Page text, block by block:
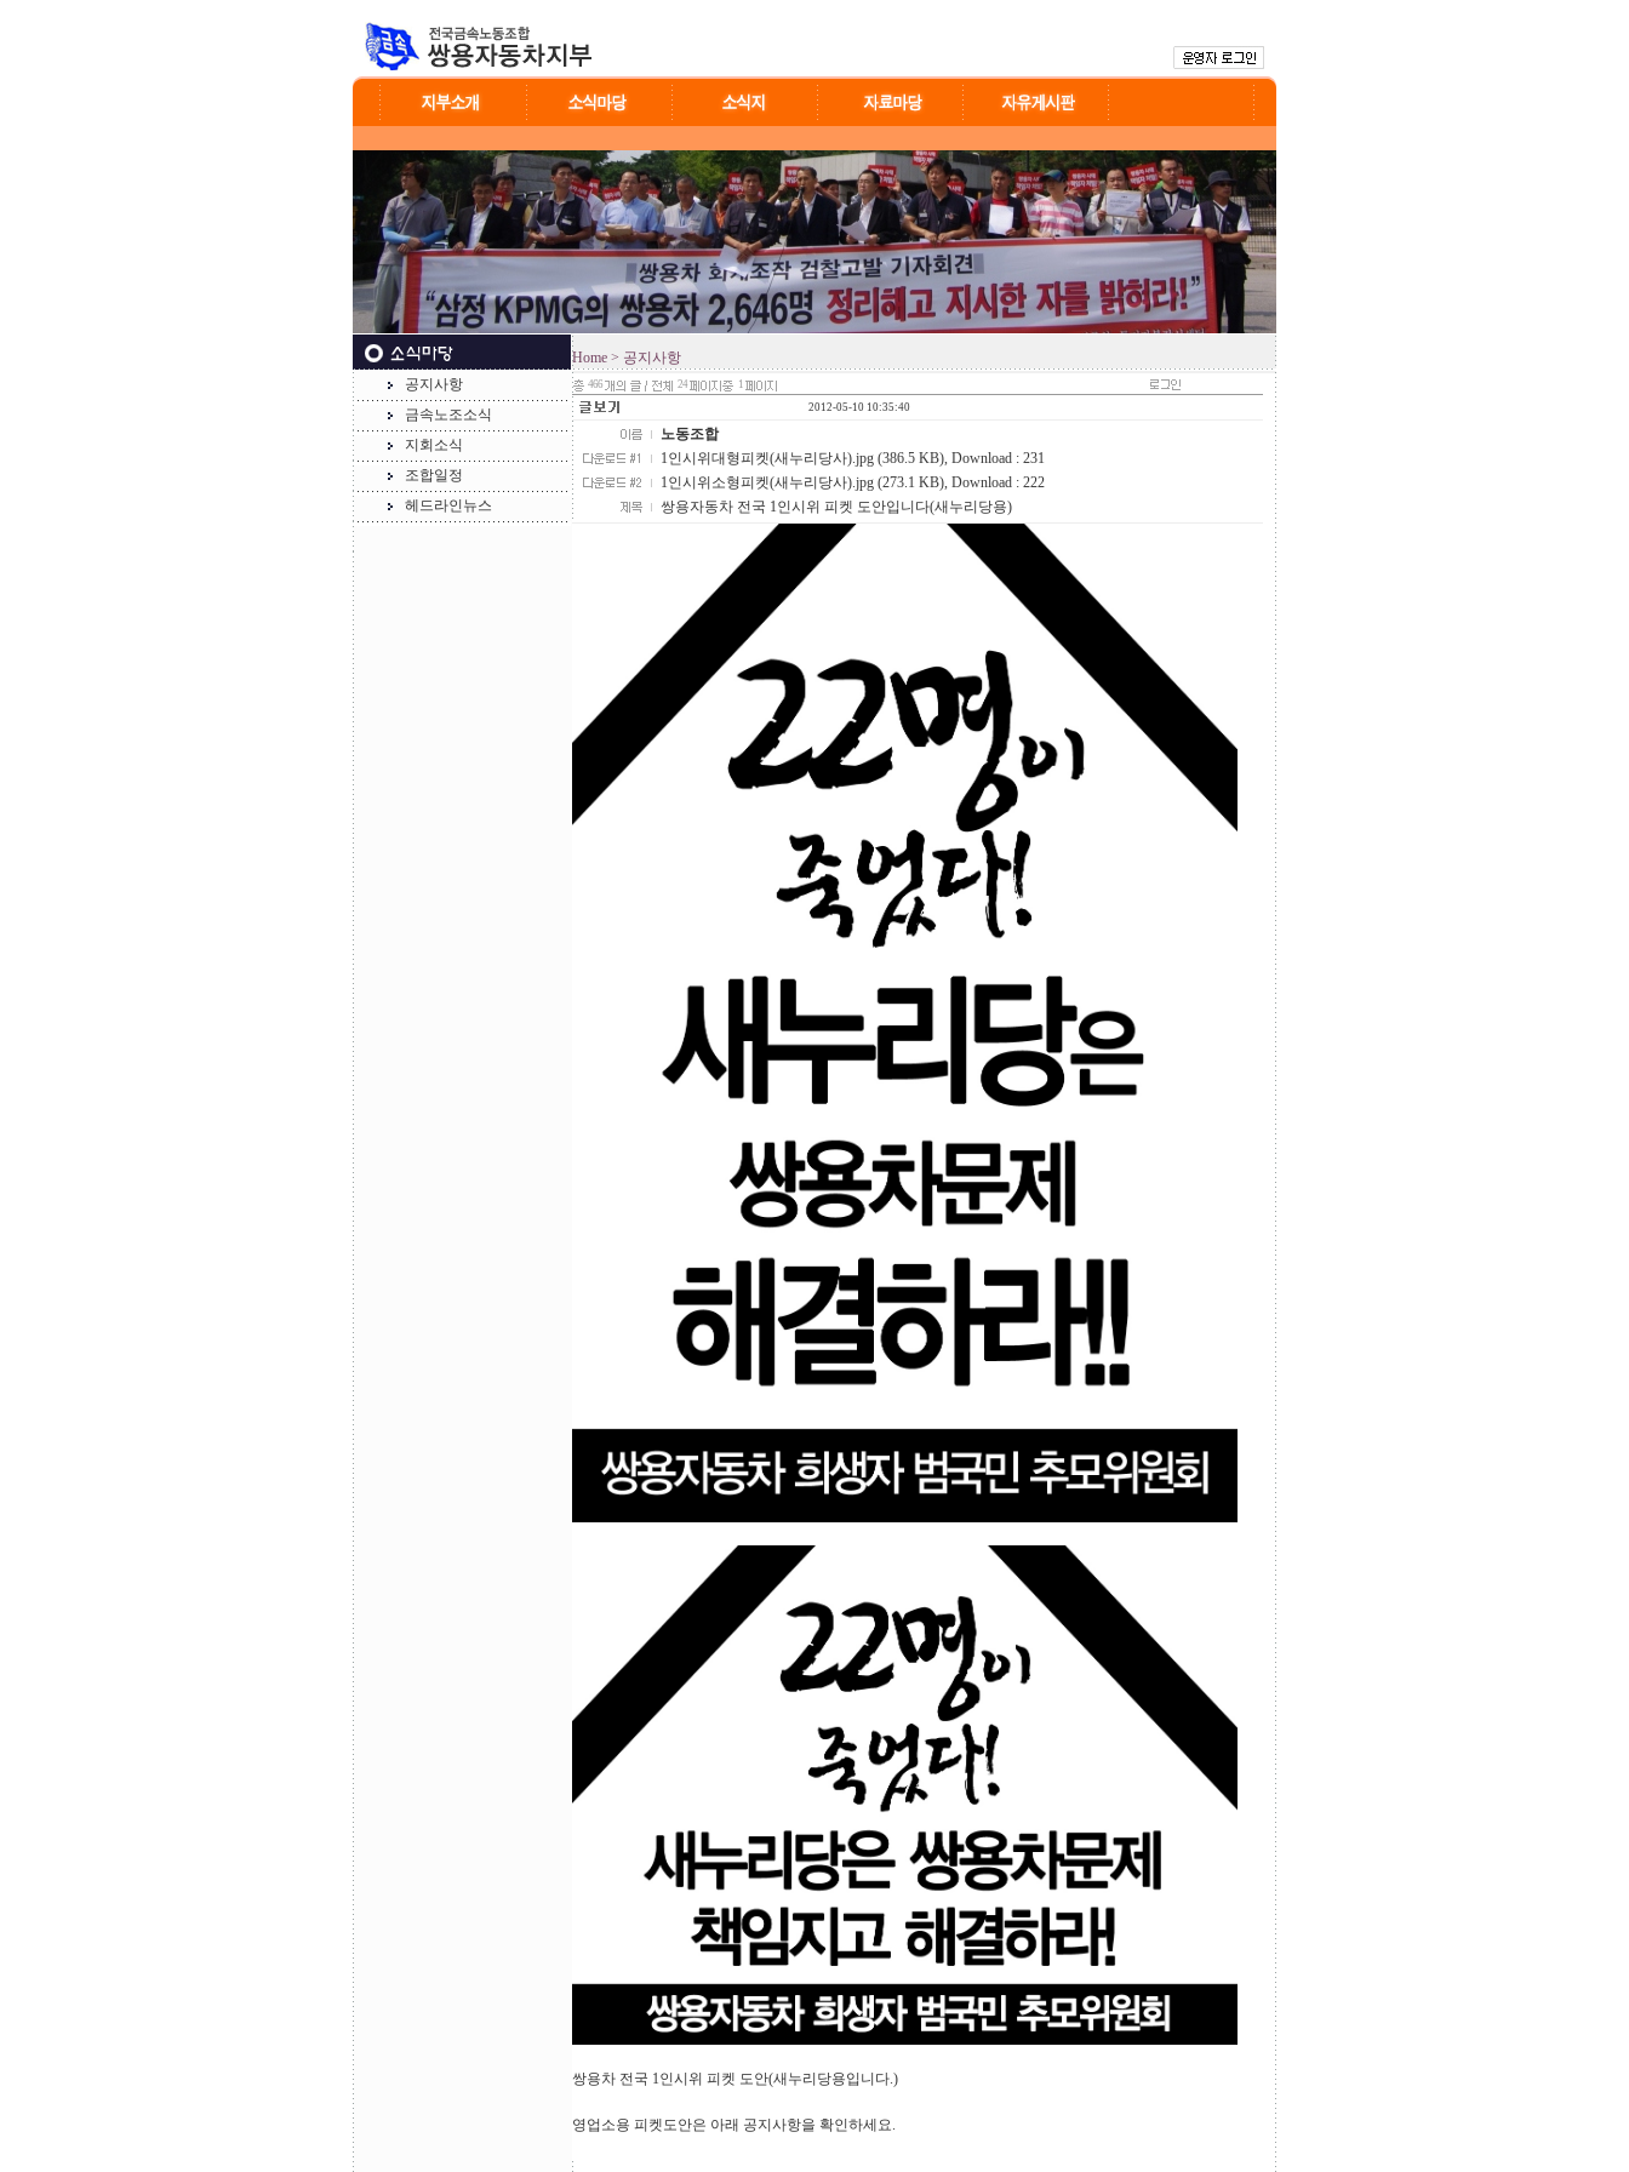
공지사항
금속노조소식
지회소식
조합일정
헤드라인뉴스
Home > 공지사항
466 24
1
2012-05-10 10:35:40
노동조합
1인시위대형피켓(새누리당사).jpg (386.5 KB), Download : 231
1인시위소형피켓(새누리당사).jpg (273.1 KB), Download : 222
쌍용자동차 전국 1인시위 피켓 도안입니다(새누리당용)
쌍용차 전국 1인시위 피켓 도안(새누리당용입니다.)
영업소용 피켓도안은 아래 공지사항을 확인하세요.